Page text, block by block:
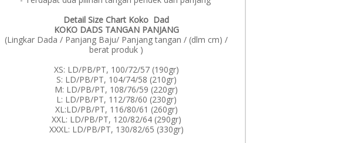
Detail Size Chart Koko Dad
KOKO DADS TANGAN PANJANG
(Lingkar Dada / Panjang Baju/ Panjang tangan / (dlm cm) /
berat produk )
XS: LD/PB/PT, 100/72/57 (190gr)
S: LD/PB/PT, 104/74/58 (210gr)
M: LD/PB/PT, 108/76/59 (220gr)
L: LD/PB/PT, 112/78/60 (230gr)
XL:LD/PB/PT, 116/80/61 (260gr)
XXL: LD/PB/PT, 120/82/64 (290gr)
XXXL: LD/PB/PT, 130/82/65 (330gr)